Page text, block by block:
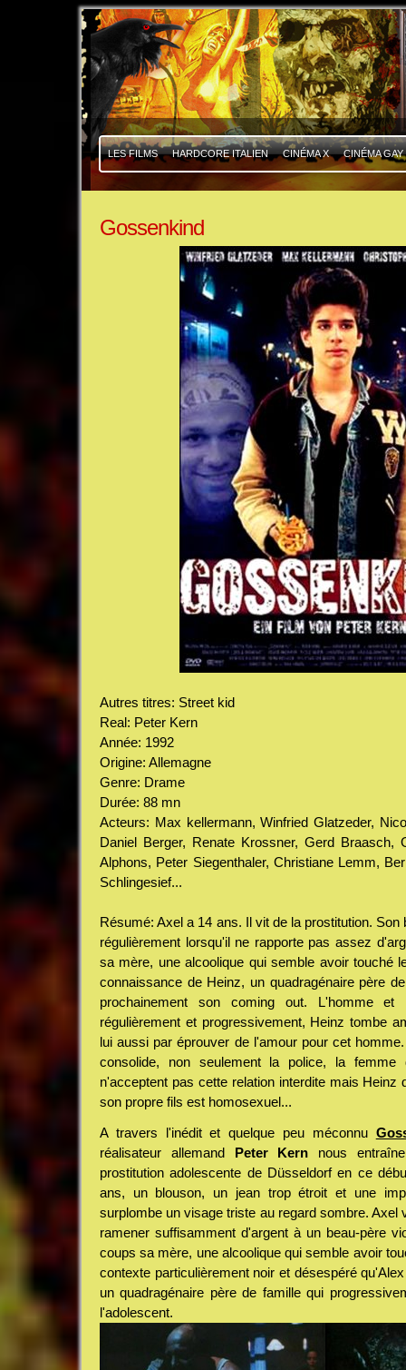
LES FILMS HARDCORE ITALIEN CINÉMA X CINÉMA GAY
Gossenkind
Autres titres: Street kid
Real: Peter Kern
Année: 1992
Origine: Allemagne
Genre: Drame
Durée: 88 mn
Acteurs: Max kellermann, Winfried Glatzeder,
Daniel Berger, Renate Krossner, Gerd Braasch,
Alphons, Peter Siegenthaler, Christiane Lemm,
Schlingesief...
Résumé: Axel a 14 ans. Il vit de la prostitution. Son
régulièrement lorsqu'il ne rapporte pas assez
sa mère, une alcoolique qui semble avoir touché
connaissance de Heinz, un quadragénaire père
prochainement son coming out. L'homme et
régulièrement et progressivement, Heinz tombe
lui aussi par éprouver de l'amour pour cet
consolide, non seulement la police, la
n'acceptent pas cette relation interdite mais Heinz
son propre fils est homosexuel...
A travers l'inédit et quelque peu méconnu
réalisateur allemand Peter Kern nous
prostitution adolescente de Düsseldorf en ce
ans, un blouson, un jean trop étroit et une
surplombe un visage triste au regard sombre. Axel
ramener suffisamment d'argent à un beau-père
coups sa mère, une alcoolique qui semble avoir
contexte particulièrement noir et désespéré
un quadragénaire père de famille qui
l'adolescent.